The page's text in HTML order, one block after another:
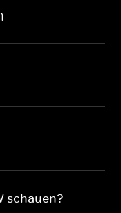
schauen?